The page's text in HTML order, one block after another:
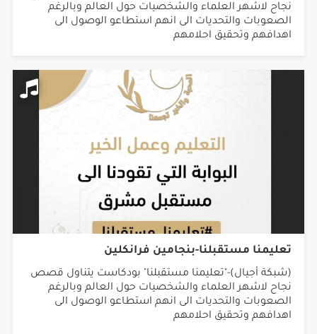
نجاح لاشهر العلماء والشخصيات حول العالم وبالرغم
الصعوبات والتحديات الى انهم استطاعو الوصول الى
اهدافهم وتحقيق احلامهم
تعليمنا مستقبلنا-بنجامين فرانكلين
(شبكة أجيال)-"تعليمنا مستقبلنا" بودكاست يتناول قصص
نجاح لاشهر العلماء والشخصيات حول العالم وبالرغم
الصعوبات والتحديات الى انهم استطاعو الوصول الى
اهدافهم وتحقيق احلامهم